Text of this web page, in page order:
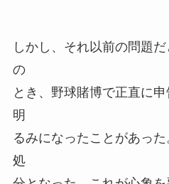
しかし、それ以前の問題
の
とき、野球賭博で正直に
明
るみになったことがあっ
処